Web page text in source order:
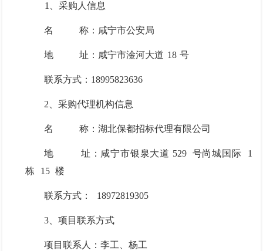
1、采购人信息
名 称：咸宁市公安局
地 址：咸宁市淦河大道 18 号
联系方式： 18995823636
2、采购代理机构信息
名 称：湖北保都招标代理有限公司
地 址：咸宁市银泉大道 529 号尚城国际
1
栋
15 楼
联系方式： 18972819305
3、项目联系方式
项目联系人：李工、杨工